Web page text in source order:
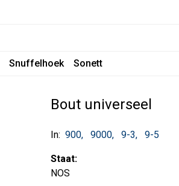
Snuffelhoek Sonett
Bout universeel
In: 900 9000 9-3 9-5
Staat:
NOS